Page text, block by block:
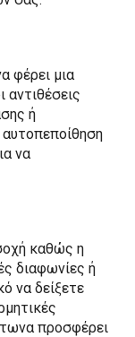
φέρει μια
αντιθέσεις
ή
να
καθώς η
διαφωνίες ή
να δείξετε
προσφέρει